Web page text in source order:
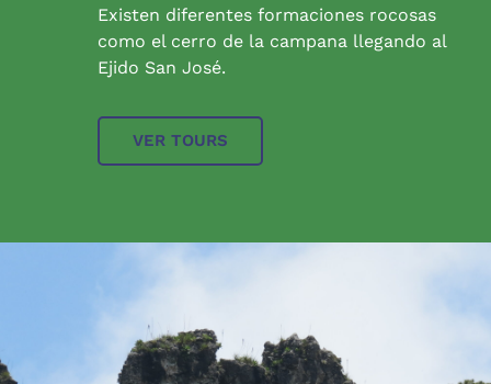
Existen diferentes formaciones rocosas
como el cerro de la campana llegando al
Ejido San José.
VER TOURS